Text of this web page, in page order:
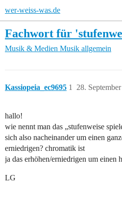
wer-weiss-was.de
Fachwort für
Musik & Medien Musik allgemein
Kassiopeia_ec9695 28.
1
hallo!
wie nennt man das „stufenweise
sich also nacheinander um einen
erniedrigen? chromatik ist
ja das erhöhen/erniedrigen um einen
LG